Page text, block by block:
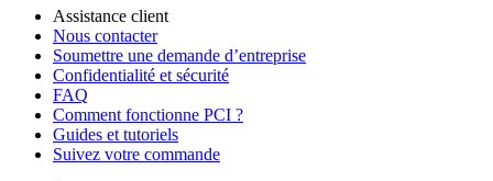
Assistance client
Nous contacter
Soumettre une demande d’entreprise
Confidentialité et sécurité
FAQ
Comment fonctionne PCI ?
Guides et tutoriels
Suivez votre commande